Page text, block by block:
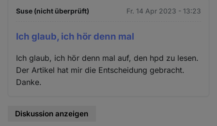
Suse (nicht überprüft) Fr. 14 Apr 2023 - 13:23
Ich glaub, ich hör denn mal
Ich glaub, ich hör denn mal auf, den hpd zu lesen.
Der Artikel hat mir die Entscheidung gebracht.
Danke.
Diskussion anzeigen